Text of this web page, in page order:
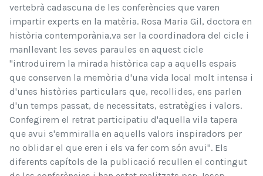
vertebrà cadascuna de les conferències que varen
impartir experts en la matèria. Rosa Maria Gil, doctora en
història contemporània,va ser la coordinadora del cicle i
manllevant les seves paraules en aquest cicle
"introduirem la mirada històrica cap a aquells espais
que conserven la memòria d'una vida local molt intensa i
d'unes històries particulars que, recollides, ens parlen
d'un temps passat, de necessitats, estratègies i valors.
Confegirem el retrat participatiu d'aquella vila tapera
que avui s'emmiralla en aquells valors inspiradors per
no oblidar el que eren i els va fer com són avui". Els
diferents capítols de la publicació recullen el contingut